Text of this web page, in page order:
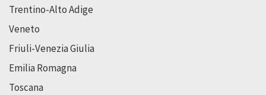
Trentino-Alto Adige
Veneto
Friuli-Venezia Giulia
Emilia Romagna
Toscana